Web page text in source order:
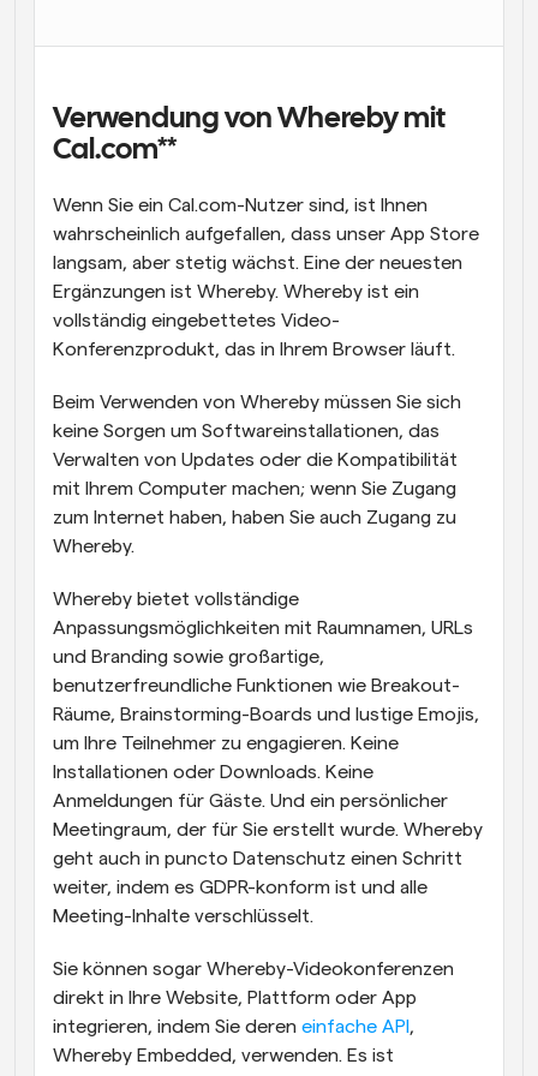
Blog
Bleiben Sie auf dem Laufenden über die neuesten
Nachrichten und Updates.
Sofortige Besprechungen
Treffen Sie sich in wenigen Minuten mit Kunden
Dynamische Gruppenlinks
Nahtlos Meetings mit mehreren Personen buchen
Erhalten Sie eine Benachrichtigung, wenn etwas
passiert
Verwendung von Whereby mit
Cal.com**
Wenn Sie ein Cal.com-Nutzer sind, ist Ihnen
wahrscheinlich aufgefallen, dass unser App Store
langsam, aber stetig wächst. Eine der neuesten
Ergänzungen ist Whereby. Whereby ist ein
vollständig eingebettetes Video-
Konferenzprodukt, das in Ihrem Browser läuft.
Beim Verwenden von Whereby müssen Sie sich
keine Sorgen um Softwareinstallationen, das
Verwalten von Updates oder die Kompatibilität
mit Ihrem Computer machen; wenn Sie Zugang
zum Internet haben, haben Sie auch Zugang zu
Whereby.
Whereby bietet vollständige
Anpassungsmöglichkeiten mit Raumnamen, URLs
und Branding sowie großartige,
benutzerfreundliche Funktionen wie Breakout-
Räume, Brainstorming-Boards und lustige Emojis,
um Ihre Teilnehmer zu engagieren. Keine
Installationen oder Downloads. Keine
Anmeldungen für Gäste. Und ein persönlicher
Meetingraum, der für Sie erstellt wurde. Whereby
geht auch in puncto Datenschutz einen Schritt
weiter, indem es GDPR-konform ist und alle
Meeting-Inhalte verschlüsselt.
Sie können sogar Whereby-Videokonferenzen
direkt in Ihre Website, Plattform oder App
integrieren, indem Sie deren einfache API ,
Whereby Embedded, verwenden. Es ist